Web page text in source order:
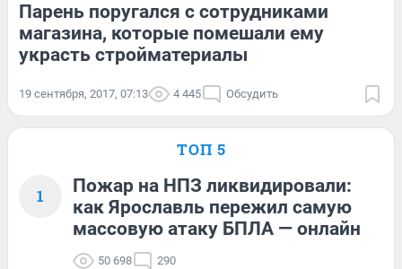
Парень поругался с сотрудниками
магазина, которые помешали ему
украсть стройматериалы
19 сентября, 2017, 07:13 4 445 Обсудить
ТОП 5
1
Пожар на НПЗ ликвидировали:
как Ярославль пережил самую
массовую атаку БПЛА — онлайн
50 698 290